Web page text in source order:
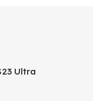
Ultra